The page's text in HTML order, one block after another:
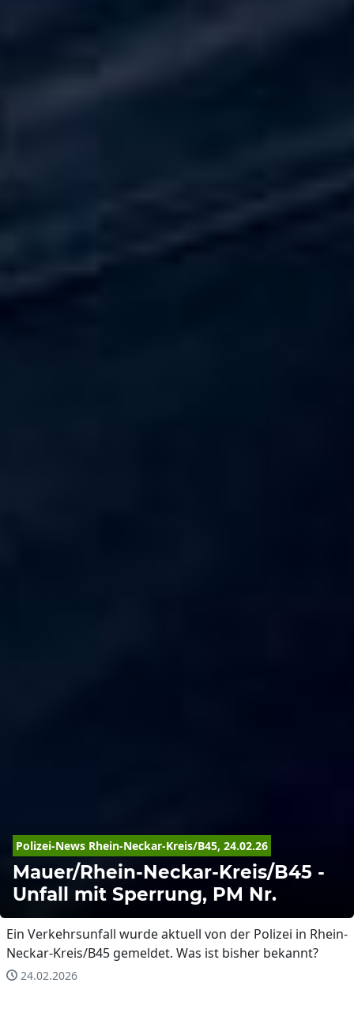
Polizei-News Rhein-Neckar-Kreis/B45, 24.02.26
Mauer/Rhein-Neckar-Kreis/B45 -
Unfall mit Sperrung, PM Nr.
Ein Verkehrsunfall wurde aktuell von der Polizei in Rhein-
Neckar-Kreis/B45 gemeldet. Was ist bisher bekannt?
24.02.2026